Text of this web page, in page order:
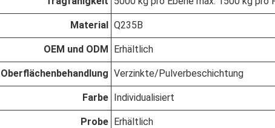
Material Q235B
OEM und ODM Erhältlich
Oberflächenbehandlung Verzinkte/Pulverbeschichtung
Farbe Individualisiert
Probe Erhältlich